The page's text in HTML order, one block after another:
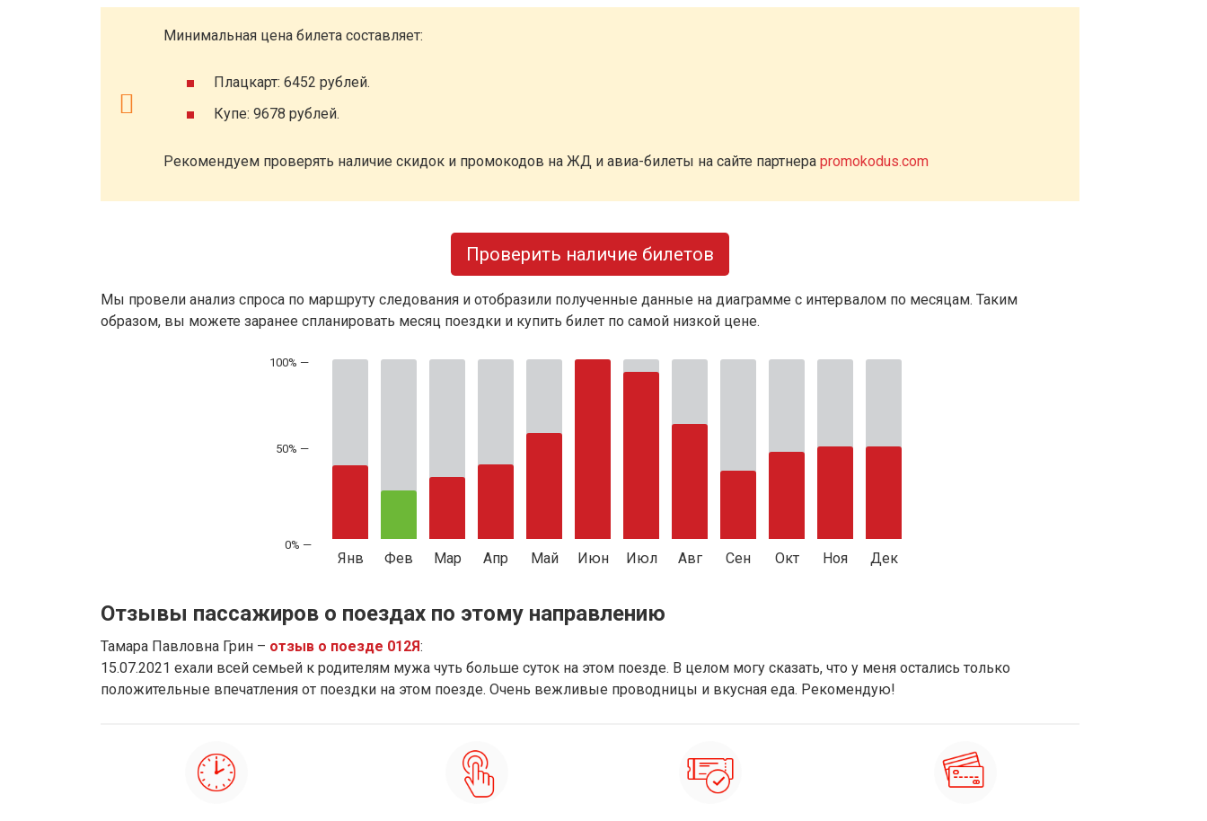
Минимальная цена билета составляет:
Плацкарт: 6452 рублей.
Купе: 9678 рублей.
Рекомендуем проверять наличие скидок и промокодов на ЖД и авиа-билеты на сайте партнера promokodus.com
Проверить наличие билетов
Мы провели анализ спроса по маршруту следования и отобразили полученные данные на диаграмме с интервалом по месяцам. Таким
образом, вы можете заранее спланировать месяц поездки и купить билет по самой низкой цене.
50% —
Янв Фев Мар Апр Май Июн Июл Авг Сен Окт Ноя Дек
Отзывы пассажиров о поездах по этому направлению
Тамара Павловна Грин – отзыв о поезде 012Я:
15.07.2021 ехали всей семьей к родителям мужа чуть больше суток на этом поезде. В целом могу сказать, что у меня остались только
положительные впечатления от поездки на этом поезде. Очень вежливые проводницы и вкусная еда. Рекомендую!